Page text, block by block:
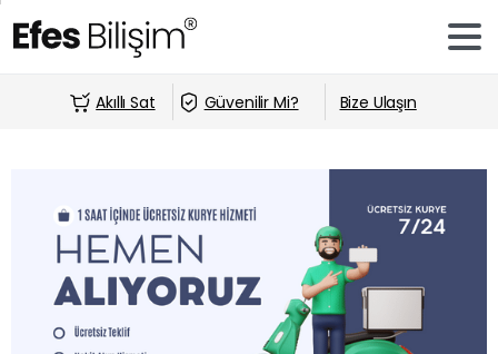
Akıllı Sat Güvenilir Mi? Bize Ulaşın